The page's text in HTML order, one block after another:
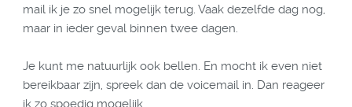
mail ik je zo snel mogelijk terug. Vaak dezelfde dag nog,
maar in ieder geval binnen twee dagen.
Je kunt me natuurlijk ook bellen. En mocht ik even niet
bereikbaar zijn, spreek dan de voicemail in. Dan reageer
ik zo spoedig mogelijk.